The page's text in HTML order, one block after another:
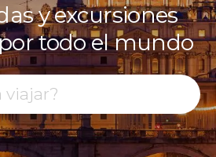
y excursiones
todo el mundo
Buscar
destinos